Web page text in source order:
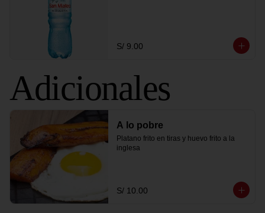
S/ 9.00
Adicionales
A lo pobre
Platano frito en tiras y huevo frito a la
inglesa
S/ 10.00